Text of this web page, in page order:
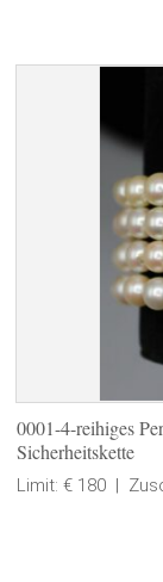
0001-4-reihiges
Sicherheitskette
Limit: € 180 |